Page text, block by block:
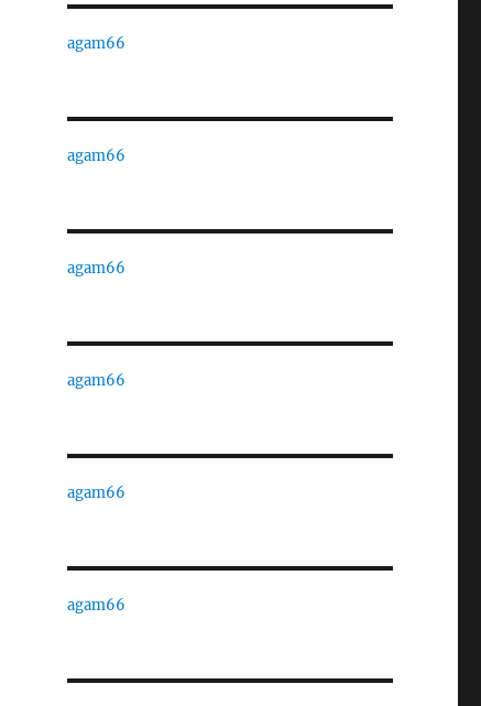
agam66
agam66
agam66
agam66
agam66
agam66